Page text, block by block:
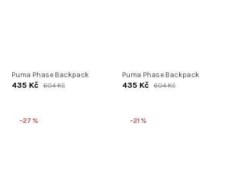
Puma Phase Backpack
435 Kč 604 Kč
Puma Phase Backpack
435 Kč 604 Kč
–27 % –21 %